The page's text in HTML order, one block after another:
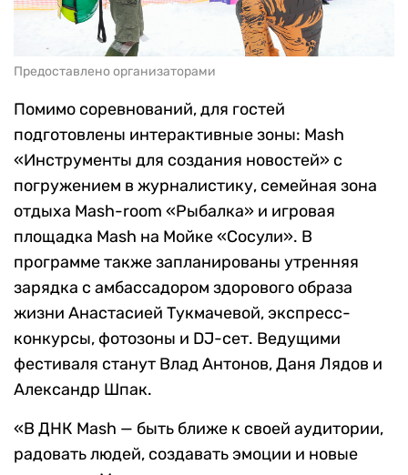
Предоставлено организаторами
Помимо соревнований, для гостей
подготовлены интерактивные зоны: Mash
«Инструменты для создания новостей» с
погружением в журналистику, семейная зона
отдыха Mash-room «Рыбалка» и игровая
площадка Mash на Мойке «Сосули». В
программе также запланированы утренняя
зарядка с амбассадором здорового образа
жизни Анастасией Тукмачевой, экспресс-
конкурсы, фотозоны и DJ-сет. Ведущими
фестиваля станут Влад Антонов, Даня Лядов и
Александр Шпак.
«В ДНК Mash — быть ближе к своей аудитории,
радовать людей, создавать эмоции и новые